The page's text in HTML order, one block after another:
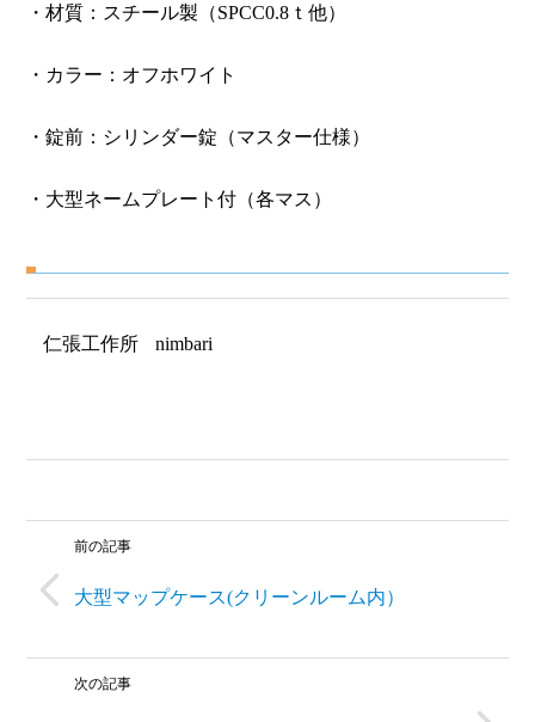
・材質：スチール製（SPCC0.8ｔ他）
・カラー：オフホワイト
・錠前：シリンダー錠（マスター仕様）
・大型ネームプレート付（各マス）
仁張工作所 nimbari
前の記事
大型マップケース(クリーンルーム内）
次の記事